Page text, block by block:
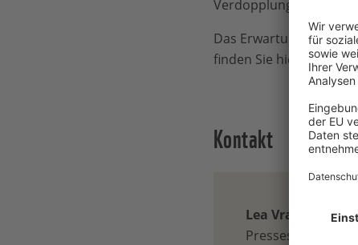
Verdopplung deutscher
Das Erwartungspapier
finden Sie hier:
https://
Kontakt
Lea Vranicar
Pressesprecherin,